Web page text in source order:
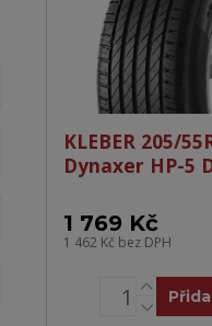
KLEBER 205/
Dynaxer HP-5
1 769 Kč
1 462 Kč bez DPH